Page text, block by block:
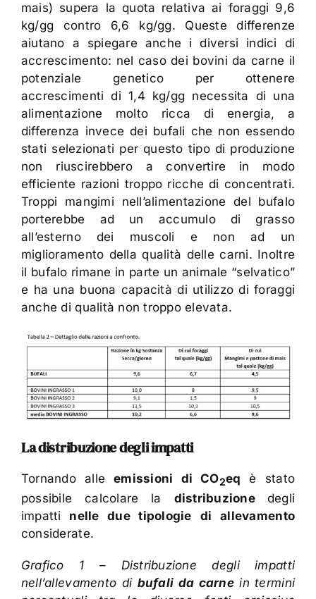
mais) supera la quota relativa ai foraggi 9,6
kg/gg contro 6,6 kg/gg. Queste differenze
aiutano a spiegare anche i diversi indici di
accrescimento: nel caso dei bovini da carne il
potenziale genetico per ottenere
accrescimenti di 1,4 kg/gg necessita di una
alimentazione molto ricca di energia, a
differenza invece dei bufali che non essendo
stati selezionati per questo tipo di produzione
non riuscirebbero a convertire in modo
efficiente razioni troppo ricche di concentrati.
Troppi mangimi nell’alimentazione del bufalo
porterebbe ad un accumulo di grasso
all’esterno dei muscoli e non ad un
miglioramento della qualità delle carni. Inoltre
il bufalo rimane in parte un animale “selvatico”
e ha una buona capacità di utilizzo di foraggi
anche di qualità non troppo elevata.
La distribuzione degli impatti
Tornando alleemissioni di CO2eq è stato
possibile calcolare la distribuzione degli
impatti nelle due tipologie
di allevamento
considerate.
Grafico 1 – Distribuzione degli impatti
nell’allevamento di bufali da carnein termini